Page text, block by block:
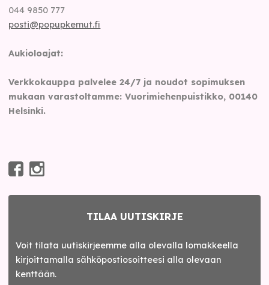
044 9850 777
posti@popupkemut.fi
Aukioloajat:
Verkkokauppa palvelee 24/7 ja noudot sopimuksen
mukaan varastoltamme: Vuorimiehenpuistikko, 00140
Helsinki.
TILAA UUTISKIRJE
Voit tilata uutiskirjeemme alla olevalla lomakkeella
kirjoittamalla sähköpostiosoitteesi alla olevaan
kenttään.